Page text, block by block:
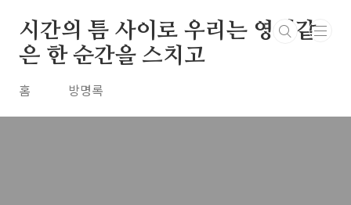
시간의 틈 사이로 우리는 영원같
은 한 순간을 스치고
홈 방명록